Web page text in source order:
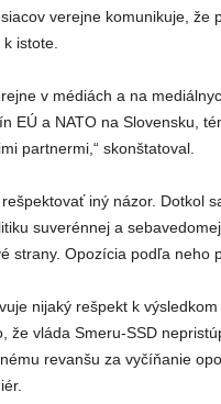
verejne komunikuje,
istote.
v médiách a na
EÚ a NATO na Slovensku,
partnermi,“ skonštatoval.
iný názor. Dotkol
suverénnej a
strany. Opozícia podľa neho
nijaký rešpekt k
že vláda Smeru-SSD
revanšu za vyčíňanie